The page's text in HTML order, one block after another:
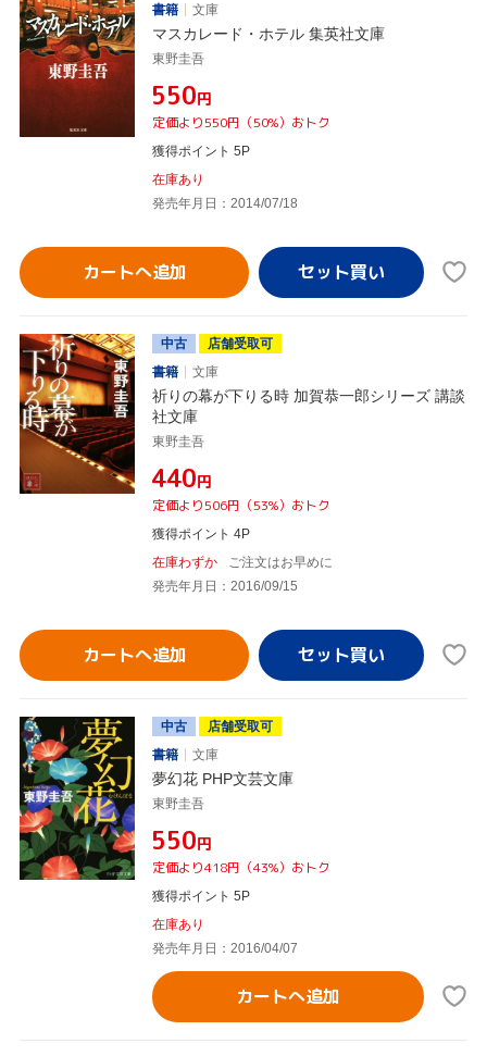
書籍
文庫
マスカレード・ホテル 集英社文庫
東野圭吾
¥550円
定価より550円（50%）おトク
獲得ポイント 5P
在庫あり
発売年月日：2014/07/18
カートへ追加
中古
店舗受取可
書籍
文庫
祈りの幕が下りる時 加賀恭一郎シリーズ 講談
社文庫
東野圭吾
¥440円
定価より506円（53%）おトク
獲得ポイント 4P
在庫わずか
ご注文はお早めに
発売年月日：2016/09/15
カートへ追加
中古
店舗受取可
書籍
文庫
夢幻花 PHP文芸文庫
東野圭吾
¥550円
定価より418円（43%）おトク
獲得ポイント 5P
在庫あり
発売年月日：2016/04/07
カートへ追加